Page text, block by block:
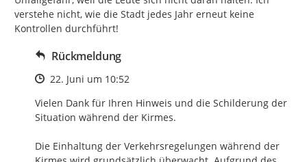
verstehe nicht, wie die Stadt jedes Jahr erneut keine
Kontrollen durchführt!
Rückmeldung
Zeitpunkt des Erstellens
22. Juni um 10:52
Vielen Dank für Ihren Hinweis und die Schilderung der
Situation während der Kirmes.
Die Einhaltung der Verkehrsregelungen während der